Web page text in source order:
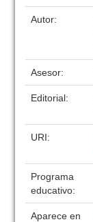
Autor:
Asesor:
Editorial:
URI:
Programa
educativo:
Aparece en